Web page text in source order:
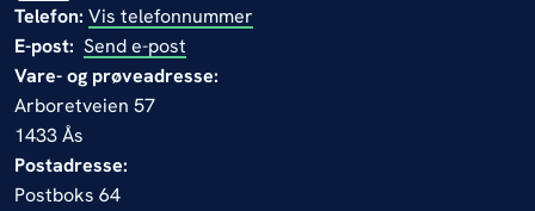
Telefon: Vis telefonnummer
E-post: Send e-post
Vare- og prøveadresse:
Arboretveien 57
1433 Ås
Postadresse:
Postboks 64